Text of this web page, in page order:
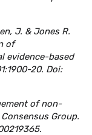
J. & Jones R.
of
evidence-based
20. Doi:
of non-
Group.